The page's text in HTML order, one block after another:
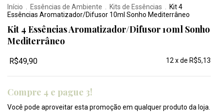
Início Essências de Ambiente Kits de Essências
Kit 4
Essências Aromatizador/Difusor 10ml Sonho Mediterrâneo
Kit 4 Essências Aromatizador/Difusor 10ml Sonho
Mediterrâneo
R$49,90 12 x de R$5,13
Compre 4 e pague 3!
Você pode aproveitar esta promoção em qualquer produto da loja.